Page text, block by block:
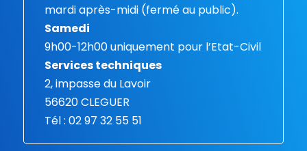
mardi après-midi (fermé au public).
Samedi
9h00-12h00 uniquement pour l’Etat-Civil
Services techniques
2, impasse du Lavoir
56620 CLEGUER
Tél : 02 97 32 55 51